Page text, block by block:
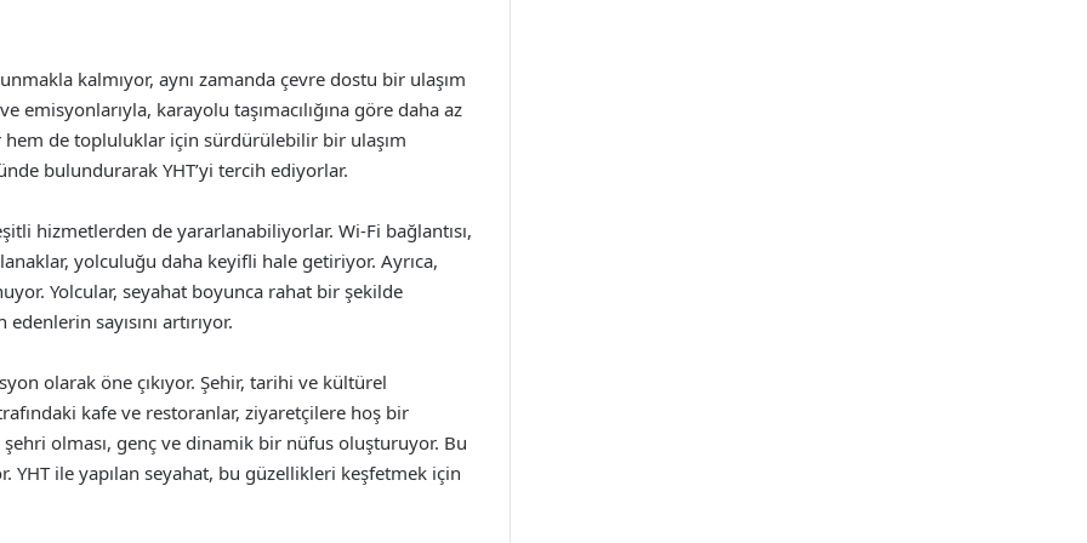
kalmıyor, aynı zamanda çevre dostu bir ulaşım
karayolu taşımacılığına göre daha az
de topluluklar için sürdürülebilir bir ulaşım
bulundurarak YHT’yi tercih ediyorlar.
hizmetlerden de yararlanabiliyorlar. Wi-Fi bağlantısı,
yolculuğu daha keyifli hale getiriyor. Ayrıca,
Yolcular, seyahat boyunca rahat bir şekilde
sayısını artırıyor.
olarak öne çıkıyor. Şehir, tarihi ve kültürel
kafe ve restoranlar, ziyaretçilere hoş bir
olması, genç ve dinamik bir nüfus oluşturuyor. Bu
YHT ile yapılan seyahat, bu güzellikleri keşfetmek için